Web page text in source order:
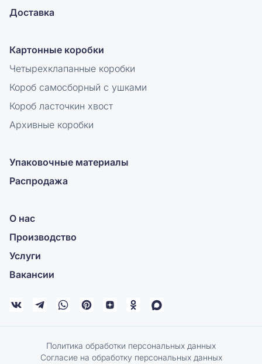
Доставка
Картонные коробки
Четырехклапанные коробки
Короб самосборный с ушками
Короб ласточкин хвост
Архивные коробки
Упаковочные материалы
Распродажа
О нас
Производство
Услуги
Вакансии
Политика обработки персональных данных
Согласие на обработку персональных данных